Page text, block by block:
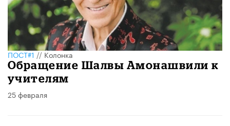
ПОСТ#1//Колонка
Обращение Шалвы Амонашвили к
учителям
25 февраля